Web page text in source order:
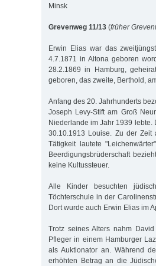
Minsk
Grevenweg 11/13 (früher
Erwin Elias war das
4.7.1871 in Altona geboren
28.2.1869 in Hamburg,
geboren, das zweite, Berthold,
Anfang des 20. Jahrhunderts
Joseph Levy-Stift am Groß
Niederlande im Jahr 1939 lebte.
30.10.1913 Louise. Zu der Zeit
Tätigkeit lautete
Beerdigungsbrüderschaft
keine Kultussteuer.
Alle Kinder besuchten
Töchterschule in der
Dort wurde auch Erwin Elias im
Trotz seines Alters nahm
Pfleger in einem Hamburger
als Auktionator an. Während
erhöhten Betrag an die